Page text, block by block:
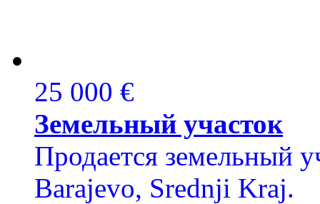
25 000 €
Земельный участок
Продается земельный
Barajevo, Srednji Kraj.